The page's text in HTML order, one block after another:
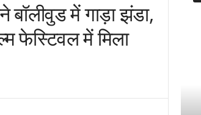
बॉलीवुड में गाड़ा झंडा,
फेस्टिवल में मिला